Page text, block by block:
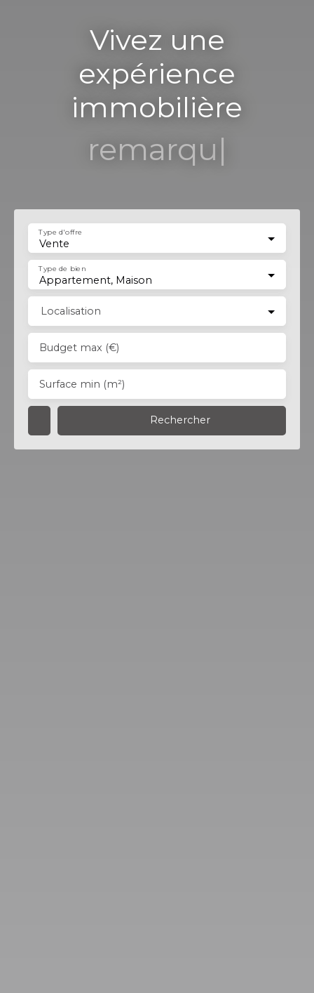
Vivez une
expérience
immobilière
remarquable
Vente
Type d'offre
Appartement, Maison
Type de bien
Localisation
Budget max (€)
Surface min (m²)
Rechercher